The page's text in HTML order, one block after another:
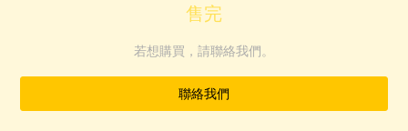
售完
若想購買，請聯絡我們。
聯絡我們